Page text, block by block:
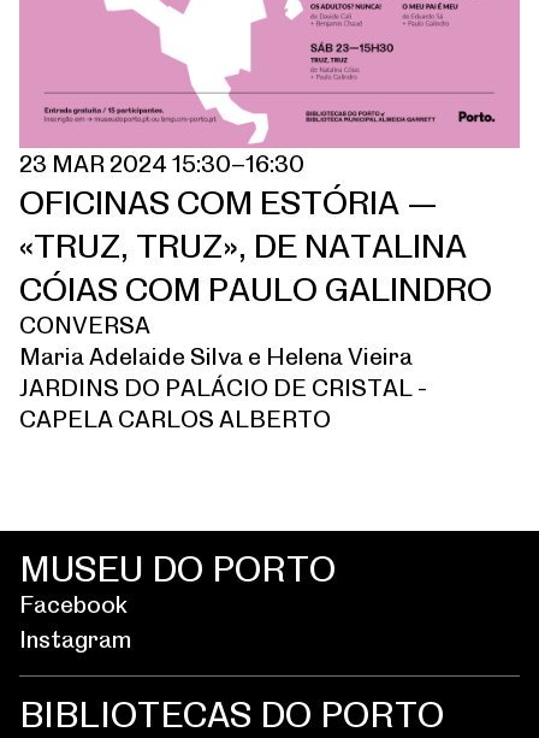
23 MAR 2024 15:30–16:30
OFICINAS COM ESTÓRIA —
«TRUZ, TRUZ», DE NATALINA
CÓIAS COM PAULO GALINDRO
CONVERSA
Maria Adelaide Silva e Helena Vieira
JARDINS DO PALÁCIO DE CRISTAL -
CAPELA CARLOS ALBERTO
MUSEU DO PORTO
Facebook
Instagram
BIBLIOTECAS DO PORTO